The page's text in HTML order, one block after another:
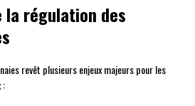
la régulation des
revêt plusieurs enjeux majeurs pour les
: